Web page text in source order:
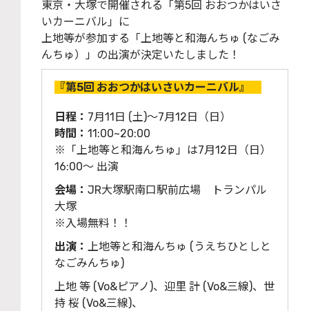
東京・大塚で開催される「第5回 おおつかはいさ
いカーニバル」に
上地等が参加する「上地等と和海んちゅ (なごみ
んちゅ）」の出演が決定いたしました！
『第5回 おおつかはいさいカーニバル』
日程： 7月11日 (土)～7月12日（日）
時間： 11:00~20:00
※「上地等と和海んちゅ」は7月12日（日）
16:00～ 出演
会場： JR大塚駅南口駅前広場 トランパル
大塚
※入場無料！！
出演： 上地等と和海んちゅ (うえちひとしと
なごみんちゅ)
上地 等 (Vo&ピアノ)、迎里 計 (Vo&三線)、世
持 桜 (Vo&三線)、